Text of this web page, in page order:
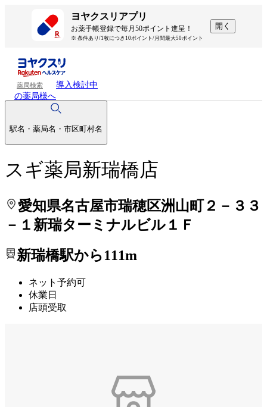
ヨヤクスリアプリ
お薬手帳登録で毎月50ポイント進呈！
※ 条件あり/1枚につき10ポイント/月間最大50ポイント
開く
薬局検索
導入検討中
の薬局様へ
駅名・薬局名・市区町村名
スギ薬局新瑞橋店
愛知県名古屋市瑞穂区洲山町２－３３
－１新瑞ターミナルビル１Ｆ
新瑞橋駅から111m
ネット予約可
休業日
店頭受取
処方せんを送って待ち時間を短く！
処方せんを送って待ち時間を短く！